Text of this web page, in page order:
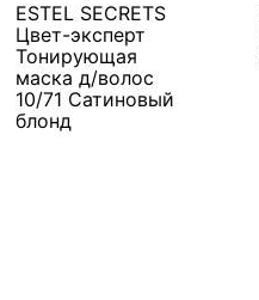
ESTEL SECRETS
Цвет-эксперт
Тонирующая
маска д/волос
10/71 Сатиновый
блонд